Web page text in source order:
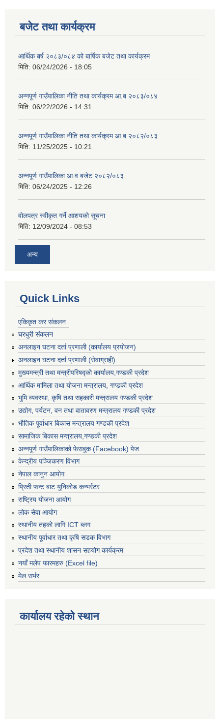
बजेट तथा कार्यक्रम
आर्थिक बर्ष २०८३/०८४ को बार्षिक बजेट तथा कार्यक्रम
मिति: 06/24/2026 - 18:05
अन्नपूर्ण गाउँपालिका नीति तथा कार्यक्रम आ.ब २०८३/०८४
मिति: 06/22/2026 - 14:31
अन्नपूर्ण गाउँपालिका नीति तथा कार्यक्रम आ.ब २०८२/०८३
मिति: 11/25/2025 - 10:21
अन्नपूर्ण गाउँपालिका आ.व बजेट २०८२/०८३
मिति: 06/24/2025 - 12:26
वोलपत्र स्वीकृत गर्ने आशयको सूचना
मिति: 12/09/2024 - 08:53
अन्य
Quick Links
एकिकृत कर संकलन
घरधुरी संकलन
अनलाइन घटना दर्ता प्रणाली (कार्यालय प्रयोजन)
अनलाइन घटना दर्ता प्रणाली (सेवाग्राही)
मुख्यमन्त्री तथा मन्त्रीपरिषद्को कार्यालय,गण्डकी प्रदेश
आर्थिक मामिला तथा योजना मन्त्रालय, गण्डकी प्रदेश
भुमि व्यवस्था, कृषि तथा सहकारी मन्त्रालय गण्डकी प्रदेश
उद्योग, पर्यटन, वन तथा वातावरण मन्त्रालय गण्डकी प्रदेश
भौतिक पूर्वाधार बिकास मन्त्रालय गण्डकी प्रदेश
सामाजिक बिकास मन्त्रालय,गण्डकी प्रदेश
अन्नपूर्ण गाउँपालिकाको फेसबुक (Facebook) पेज
केन्द्रीय पञ्जिकरण विभाग
नेपाल कानुन आयोग
प्रिती फन्ट बाट युनिकोड कन्भर्रटर
राष्ट्रिय योजना आयोग
लोक सेवा आयोग
स्थानीय तहको लागि ICT ब्लग
स्थानीय पूर्वाधार तथा कृषि सडक विभाग
प्रदेश तथा स्थानीय शासन सहयोग कार्यक्रम
नयाँ मलेप फारमहरु (Excel file)
मेल सर्भर
कार्यालय रहेको स्थान